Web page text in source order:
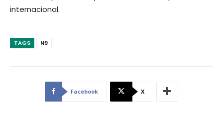
internacional.
TAGS N9
Facebook X